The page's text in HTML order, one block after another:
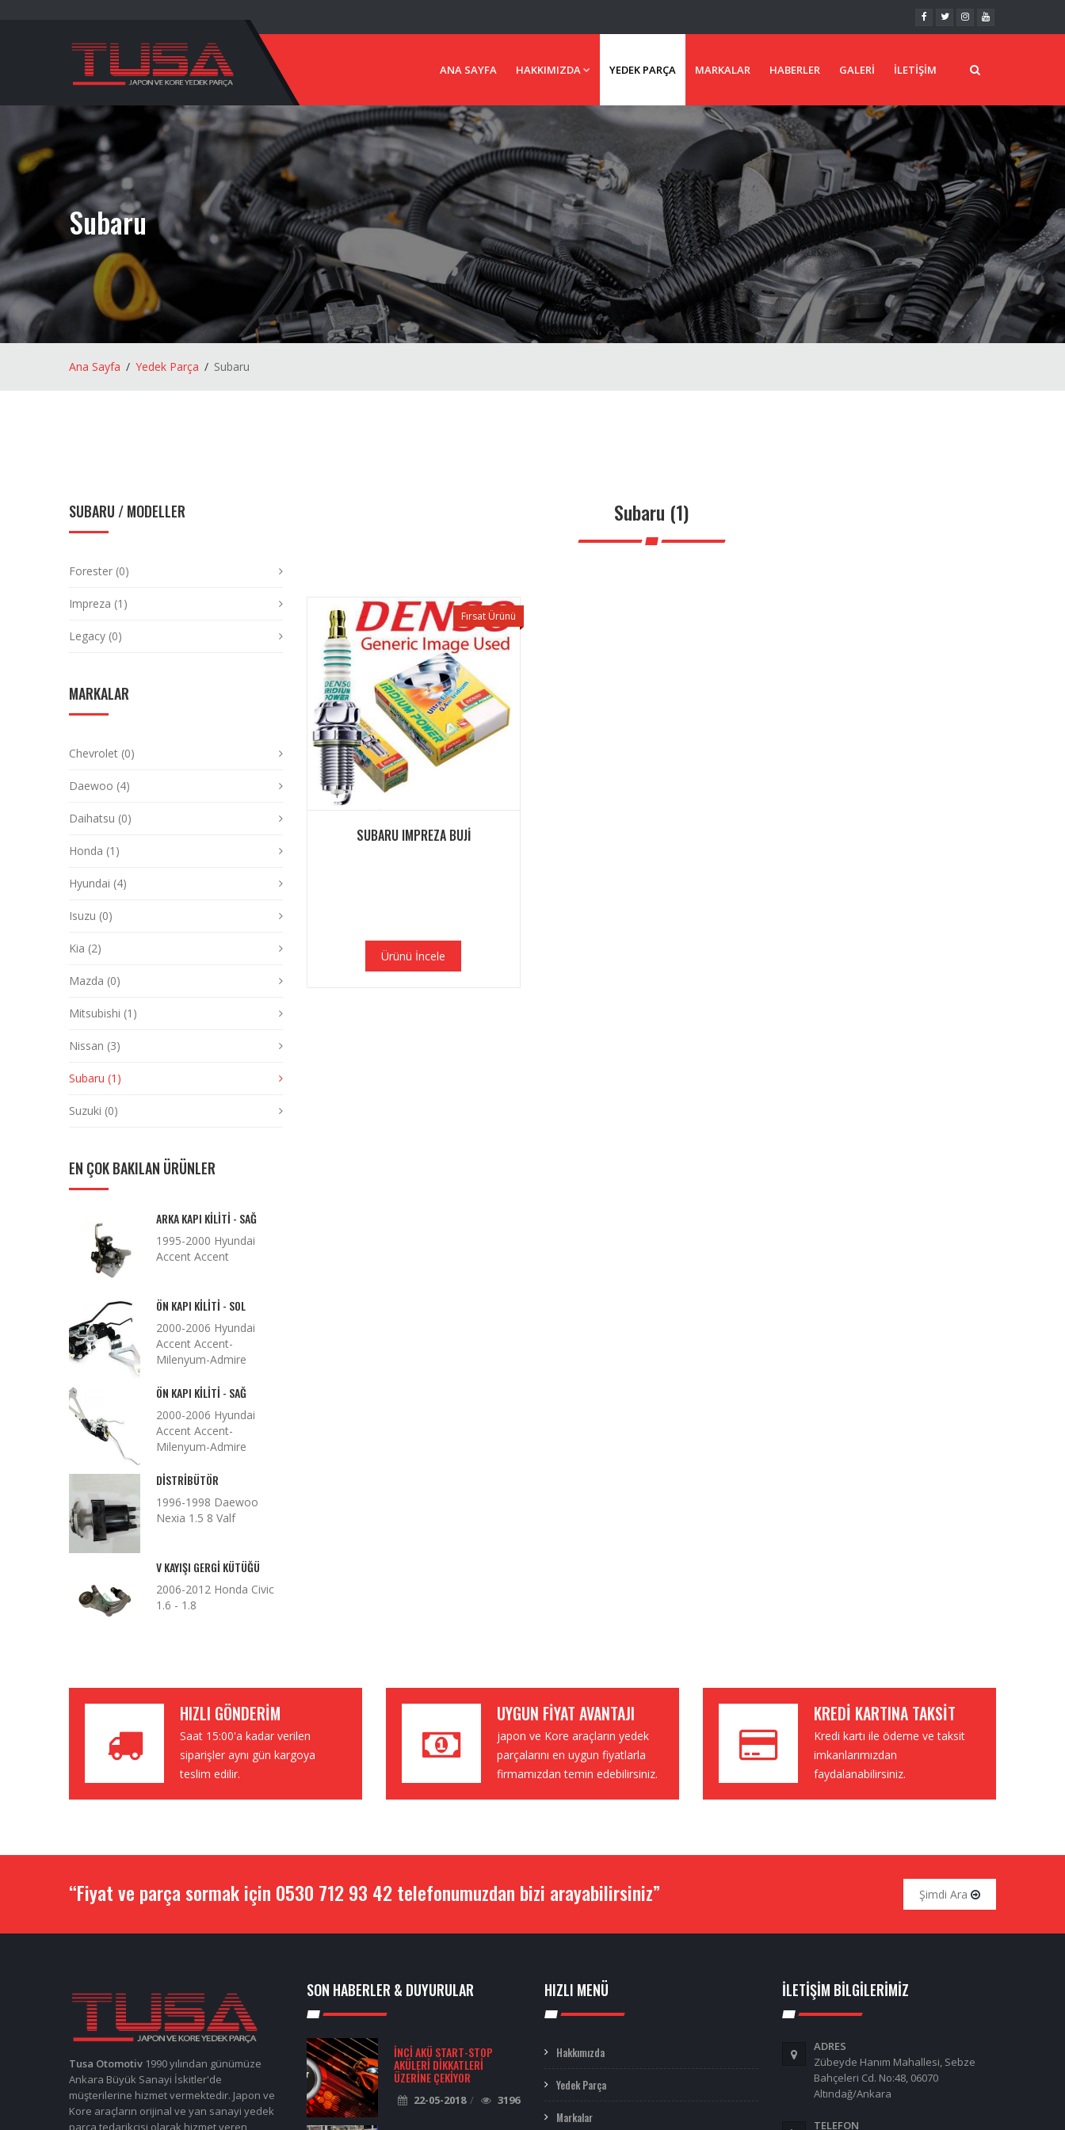
ANA SAYFA HAKKIMIZDA YEDEK PARÇA MARKALAR HABERLER GALERI İLETIŞIM
Subaru
Ana Sayfa Yedek Parça Subaru
SUBARU / MODELLER
Forester (0)
Impreza (1)
Legacy (0)
MARKALAR
Chevrolet (0)
Daewoo (4)
Daihatsu (0)
Honda (1)
Hyundai (4)
Isuzu (0)
Kia (2)
Mazda (0)
Mitsubishi (1)
Nissan (3)
Subaru (1)
Suzuki (0)
EN ÇOK BAKILAN ÜRÜNLER
ARKA KAPI KILITI - SAĞ
1995-2000 Hyundai
Accent Accent
ÖN KAPI KILITI - SOL
2000-2006 Hyundai
Accent Accent-
Milenyum-Admire
ÖN KAPI KILITI - SAĞ
2000-2006 Hyundai
Accent Accent-
Milenyum-Admire
DISTRIBÜTÖR
1996-1998 Daewoo
Nexia 1.5 8 Valf
V KAYIŞI GERGI KÜTÜĞÜ
2006-2012 Honda Civic
1.6 - 1.8
Subaru (1)
SUBARU IMPREZA BUJI
Ürünü İncele
Fırsat Ürünü
HIZLI GÖNDERIM
Saat 15:00'a kadar verilen
siparişler aynı gün kargoya
teslim edilir.
UYGUN FIYAT AVANTAJI
japon ve Kore araçların yedek
parçalarını en uygun fiyatlarla
firmamızdan temin edebilirsiniz.
KREDI KARTINA TAKSIT
Kredi kartı ile ödeme ve taksit
imkanlarımızdan
faydalanabilirsiniz.
“Fiyat ve parça sormak için 0530 712 93 42 telefonumuzdan bizi arayabilirsiniz” Şimdi Ara
Tusa Otomotiv 1990 yılından günümüze
Ankara Büyük Sanayi İskitler'de
müşterilerine hizmet vermektedir. Japon ve
Kore araçların orijinal ve yan sanayi yedek
parça tedarikçisi olarak hizmet veren
SON HABERLER & DUYURULAR
İNCI AKÜ START-STOP
AKÜLERI DIKKATLERI
ÜZERINE ÇEKIYOR
22-05-2018 3196
HIZLI MENÜ
Hakkımızda
Yedek Parça
Markalar
İLETIŞIM BILGILERIMIZ
ADRES
Zübeyde Hanım Mahallesi, Sebze
Bahçeleri Cd. No:48, 06070
Altındağ/Ankara
TELEFON